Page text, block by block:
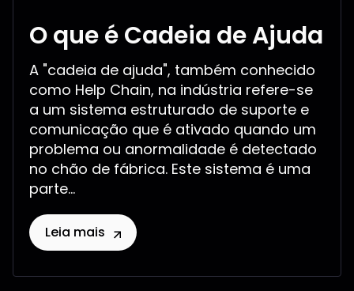
O que é Cadeia de Ajuda
A "cadeia de ajuda", também conhecido
como Help Chain, na indústria refere-se
a um sistema estruturado de suporte e
comunicação que é ativado quando um
problema ou anormalidade é detectado
no chão de fábrica. Este sistema é uma
parte...
Leia mais